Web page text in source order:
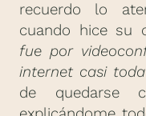
recuerdo lo
cuando hice su
fue por
internet casi
de quedarse